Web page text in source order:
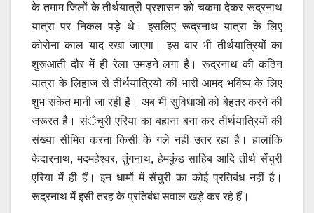
के तमाम जिलों के तीर्थयात्री प्रशासन को चकमा देकर रूद्रनाथ
यात्रा पर निकल पड़े थे। इसलिए रूद्रनाथ यात्रा के लिए
कोरोना काल याद रखा जाएगा। इस बार भी तीर्थयात्रियों का
शुरूआती दौर में ही रेला उमड़ने लगा है। रूद्रनाथ की कठिन
यात्रा के लिहाज से तीर्थयात्रियों की भारी आमद भविष्य के लिए
शुभ संकेत मानी जा रही है। अब भी सुविधाओं को बेहतर करने की
जरूरत है। संेचुरी एरिया का बहाना बना कर तीर्थयात्रियों की
संख्या सीमित करना किसी के गले नहीं उतर रहा है। हालांकि
केदारनाथ, मदमहेश्वर, तुंगनाथ, हेमकुंड साहिब आदि तीर्थ सेंचुरी
एरिया में ही हैं। इन धामों में सेंचुरी का कोई प्रतिबंध नहीं है।
रूद्रनाथ में इसी तरह के प्रतिबंध सवाल खड़े कर रहे हैं।